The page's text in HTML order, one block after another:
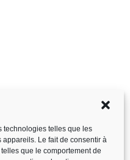
technologies telles que les
Le fait de consentir à
que le comportement de